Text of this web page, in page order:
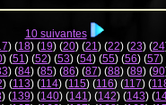
10 suivantes
) (18) (19) (20) (21) (22) (23) (24
) (51) (52) (53) (54) (55) (56) (57)
) (84) (85) (86) (87) (88) (89) (90
) (113) (114) (115) (116) (117) (
) (139) (140) (141) (142) (143) (